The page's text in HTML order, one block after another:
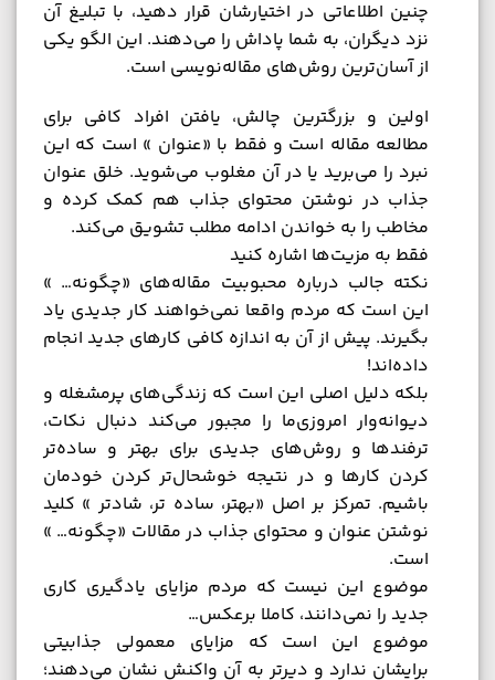
چنین اطلاعاتی در اختیارشان قرار دهید، با تبلیغ آن
نزد دیگران، به شما پاداش را می‌دهند. این الگو یکی
از آسان‌ترین روش‌های مقاله‌نویسی است.
اولین و بزرگترین چالش، یافتن افراد کافی برای
مطالعه مقاله است و فقط با «عنوان » است که این
نبرد را می‌‎برید یا در آن مغلوب می‌شوید. خلق عنوان
جذاب در نوشتن محتوای جذاب هم کمک کرده و
مخاطب را به خواندن ادامه مطلب تشویق می‌کند.
فقط به مزیت‌ها اشاره کنید
نکته جالب درباره محبوبیت مقاله‌های «چگونه… »
این است که مردم واقعا نمی‌خواهند کار جدیدی یاد
بگیرند. پیش از آن به اندازه کافی کارهای جدید انجام
داده‌اند!
بلکه دلیل اصلی این است که زندگی‌های پرمشغله و
دیوانه‌وار امروزی‌ما را مجبور می‌کند دنبال نکات،
ترفندها و روش‌های جدیدی برای بهتر و ساده‌تر
کردن کارها و در نتیجه خوشحال‌تر کردن خودمان
باشیم. تمرکز بر اصل «بهتر، ساده تر، شادتر » کلید
نوشتن عنوان و محتوای جذاب در مقالات «چگونه… »
است.
موضوع این نیست که مردم مزایای یادگیری کاری
جدید را نمی‌دانند، کاملا برعکس…
موضوع این است که مزایای معمولی جذابیتی
برایشان ندارد و دیرتر به آن واکنش نشان می‌دهند؛